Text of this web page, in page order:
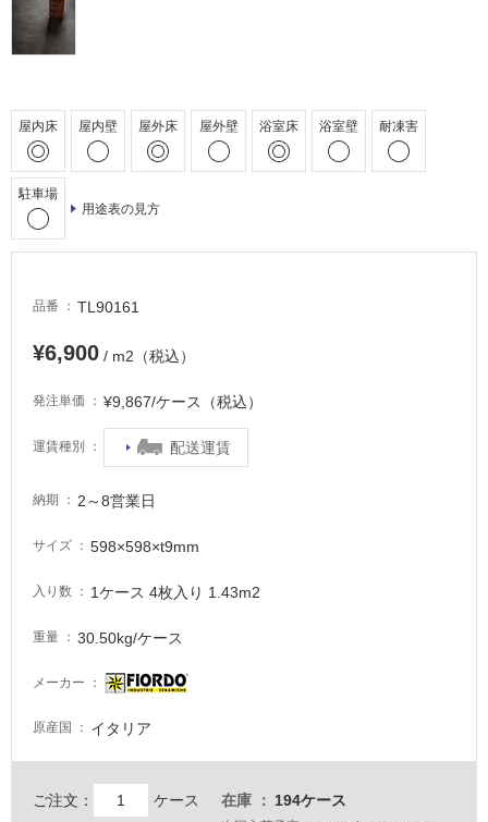
屋内床 屋内壁 屋外床 屋外壁 浴室床 浴室壁 耐凍害
駐車場
用途表の見方
品番 TL90161
¥6,900 / m2（税込）
発注単価 ¥9,867/ケース（税込）
運賃種別 配送運賃
納期 2～8営業日
サイズ 598×598×t9mm
入り数 1ケース 4枚入り 1.43m2
重量 30.50kg/ケース
メーカー
原産国 イタリア
ご注文： ケース 在庫 194ケース
床・
駐
非
常
適
る
が
意
要
し
い
い
屋